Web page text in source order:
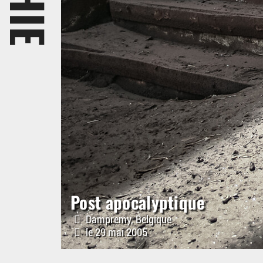
Post apocalyptique
Dampremy, Belgique
le 29 mai 2005